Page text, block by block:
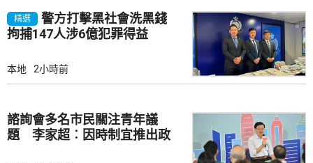
精選
警方打擊黑社會洗黑錢
拘捕147人涉6億犯罪得益
本地 2小時前
諮詢會多名市民關注青年議
題 李家超︰因時制宜推出政